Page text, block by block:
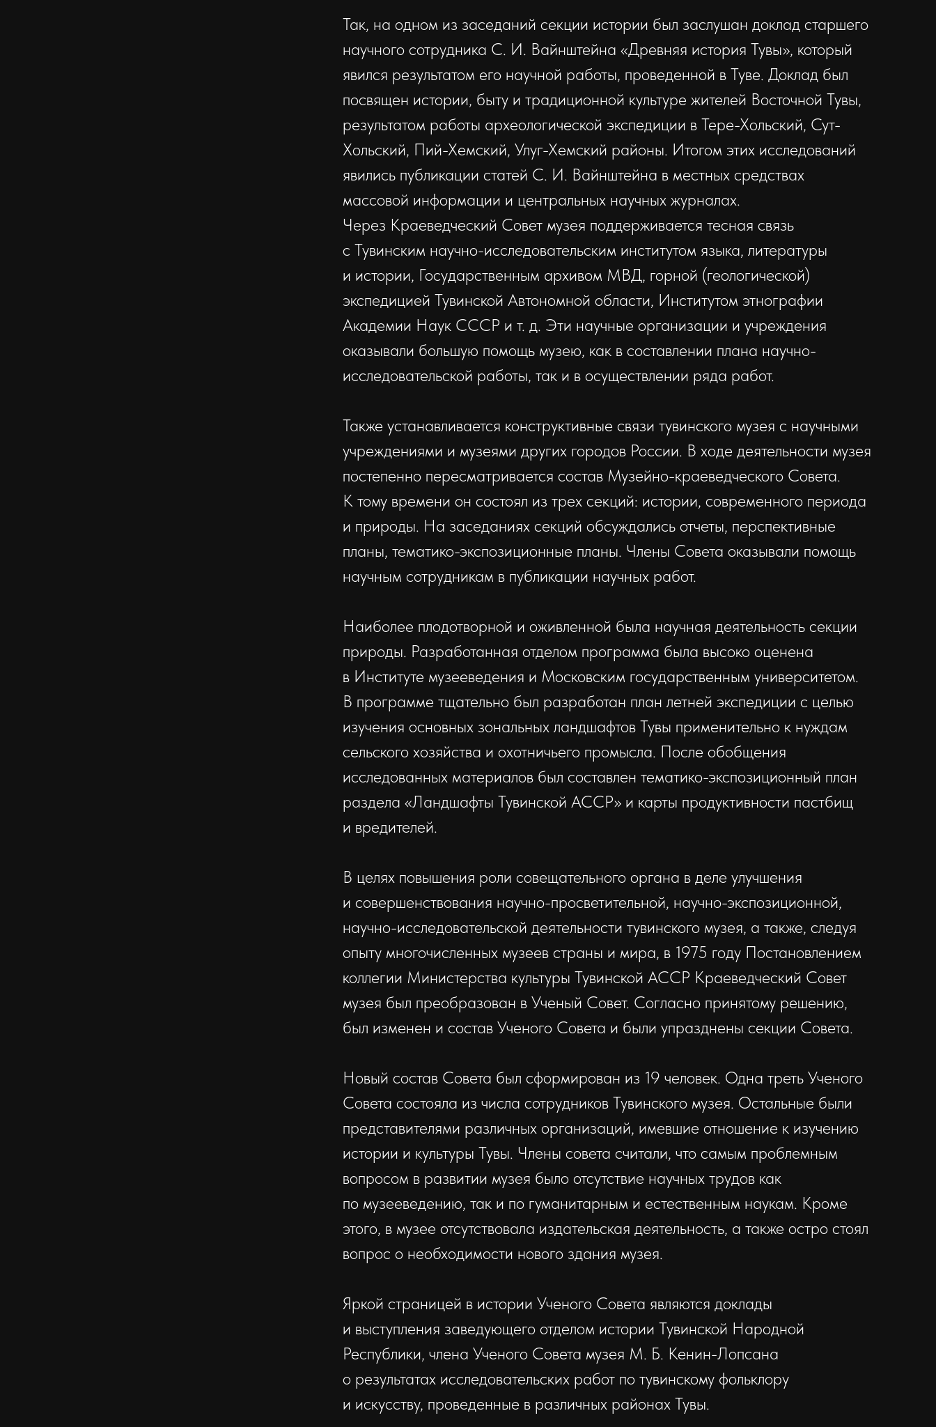
Так, на одном из заседаний секции истории был заслушан доклад старшего
научного сотрудника С. И. Вайнштейна «Древняя история Тувы», который
явился результатом его научной работы, проведенной в Туве. Доклад был
посвящен истории, быту и традиционной культуре жителей Восточной Тувы,
результатом работы археологической экспедиции в Тере-Хольский, Сут-
Хольский, Пий-Хемский, Улуг-Хемский районы. Итогом этих исследований
явились публикации статей С. И. Вайнштейна в местных средствах
массовой информации и центральных научных журналах.
Через Краеведческий Совет музея поддерживается тесная связь
с Тувинским научно-исследовательским институтом языка, литературы
и истории, Государственным архивом МВД, горной (геологической)
экспедицией Тувинской Автономной области, Институтом этнографии
Академии Наук СССР и т. д. Эти научные организации и учреждения
оказывали большую помощь музею, как в составлении плана научно-
исследовательской работы, так и в осуществлении ряда работ.
Также устанавливается конструктивные связи тувинского музея с научными
учреждениями и музеями других городов России. В ходе деятельности музея
постепенно пересматривается состав Музейно-крае­вед­ческого Совета.
К тому времени он состоял из трех секций: истории, современного периода
и природы. На заседаниях секций обсуждались отчеты, перспективные
планы, тематико-экспозиционные планы. Члены Совета оказывали помощь
научным сотрудникам в публикации научных работ.
Наиболее плодотворной и оживленной была научная деятельность секции
природы. Разработанная отделом программа была высоко оценена
в Институте музееведения и Московским государственным университетом.
В программе тщательно был разработан план летней экспедиции с целью
изучения основных зональных ландшафтов Тувы применительно к нуждам
сельского хозяйства и охотничьего промысла. После обобщения
исследованных материалов был составлен тематико-экспозиционный план
раздела «Ландшафты Тувинской АССР» и карты продуктивности пастбищ
и вредителей.
В целях повышения роли совещательного органа в деле улучшения
и совершенствования научно-просветительной, научно-экспо­зи­ционной,
научно-исследовательской деятельности тувинского музея, а также, следуя
опыту многочисленных музеев страны и мира, в 1975 году Постановлением
коллегии Министерства культуры Тувинской АССР Краеведческий Совет
музея был преобразован в Ученый Совет. Согласно принятому решению,
был изменен и состав Ученого Совета и были упразднены секции Совета.
Новый состав Совета был сформирован из 19 человек. Одна треть Ученого
Совета состояла из числа сотрудников Тувинского музея. Остальные были
представителями различных организаций, имевшие отношение к изучению
истории и культуры Тувы. Члены совета считали, что самым проблемным
вопросом в развитии музея было отсутствие научных трудов как
по музееведению, так и по гуманитарным и естественным наукам. Кроме
этого, в музее отсутствовала издательская деятельность, а также остро стоял
вопрос о необходимости нового здания музея.
Яркой страницей в истории Ученого Совета являются доклады
и выступления заведующего отделом истории Тувинской Народной
Республики, члена Ученого Совета музея М. Б. Кенин-Лопсана
о результатах исследовательских работ по тувинскому фольклору
и искусству, проведенные в различных районах Тувы.